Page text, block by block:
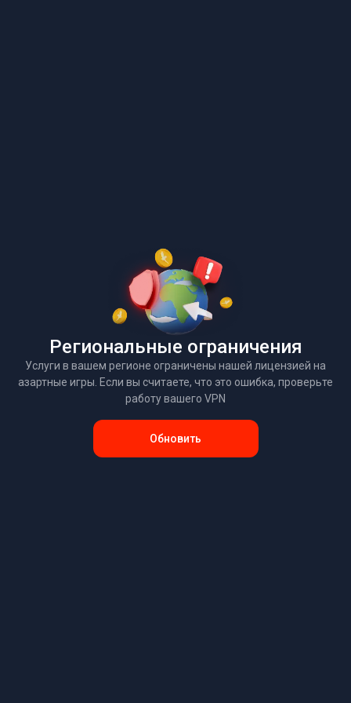
Региональные ограничения
Услуги в вашем регионе ограничены нашей лицензией на
азартные игры. Если вы считаете, что это ошибка, проверьте
работу вашего VPN
Обновить